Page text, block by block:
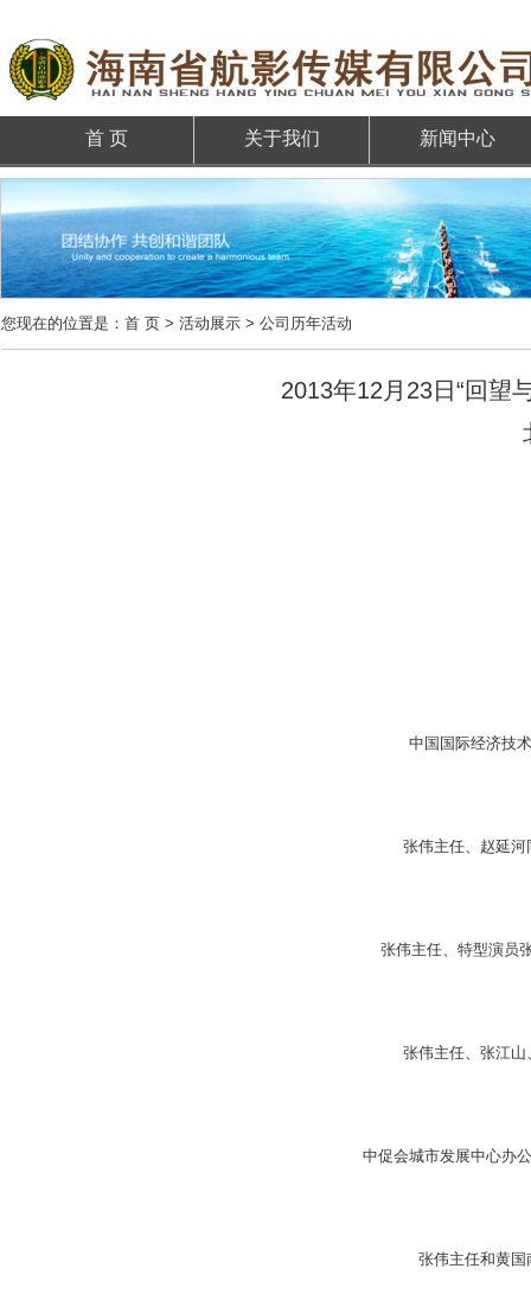
首 页 关于我们 新闻中心
您现在的位置是： 首 页 > 活动展示 > 公司历年活动
2013年12月23日“回望
中国国际经济技
张伟主任、赵延
张伟主任、特型演员
张伟主任、张江
中促会城市发展中心办
张伟主任和黄